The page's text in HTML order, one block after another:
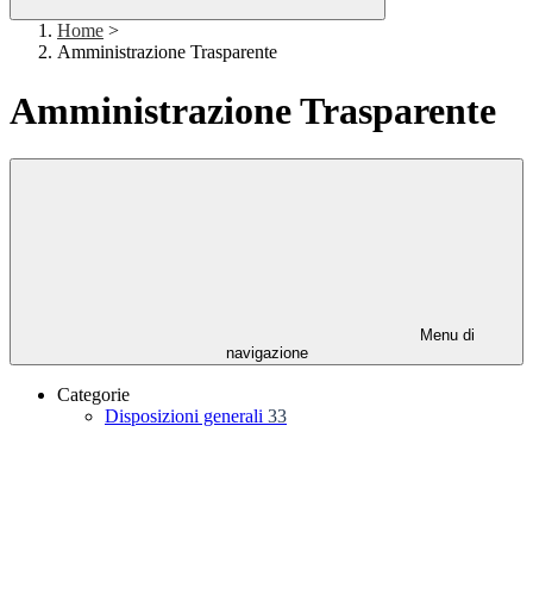
Home >
Amministrazione Trasparente
Amministrazione Trasparente
Menu di
navigazione
Categorie
Disposizioni generali 33